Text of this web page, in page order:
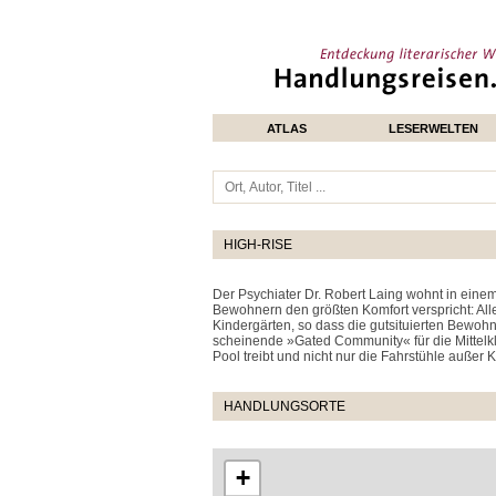
ATLAS LESERWELTEN
HIGH-RISE
Der Psychiater Dr. Robert Laing wohnt in
Bewohnern den größten Komfort verspricht:
Kindergärten, so dass die gutsituierten
scheinende »Gated Community« für die
Pool treibt und nicht nur die Fahrstühle außer
HANDLUNGSORTE
+